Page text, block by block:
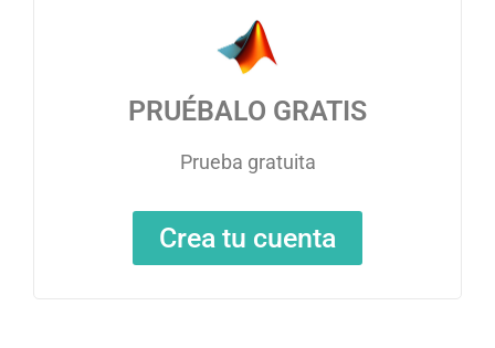
PRUÉBALO GRATIS
Prueba gratuita
Crea tu cuenta